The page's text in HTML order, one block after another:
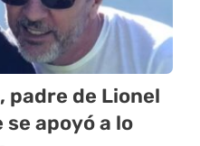
padre de Lionel
apoyó a lo